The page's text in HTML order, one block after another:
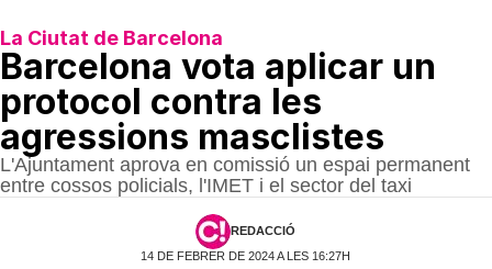
La Ciutat de Barcelona
Barcelona vota aplicar un
protocol contra les
agressions masclistes
L'Ajuntament aprova en comissió un espai permanent
entre cossos policials, l'IMET i el sector del taxi
REDACCIÓ
14 DE FEBRER DE 2024 A LES 16:27H